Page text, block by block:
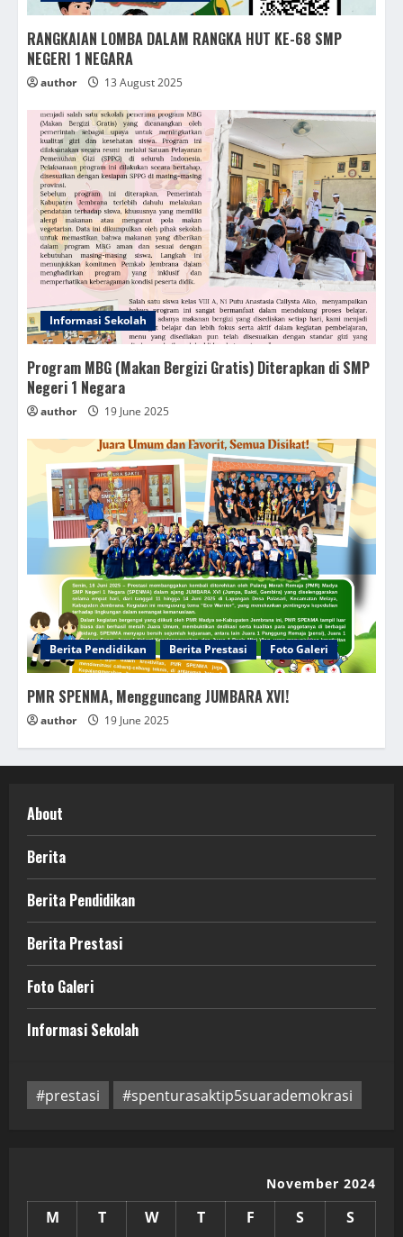
RANGKAIAN LOMBA DALAM RANGKA HUT KE-68 SMP
NEGERI 1 NEGARA
author 13 August 2025
Informasi Sekolah
Program MBG (Makan Bergizi Gratis) Diterapkan di SMP
Negeri 1 Negara
author 19 June 2025
Berita Pendidikan Berita Prestasi Foto Galeri
PMR SPENMA, Mengguncang JUMBARA XVI!
author 19 June 2025
About
Berita
Berita Pendidikan
Berita Prestasi
Foto Galeri
Informasi Sekolah
#prestasi #spenturasaktip5suarademokrasi
November 2024
M T W T F S S